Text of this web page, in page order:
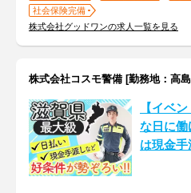
社会保険完備
株式会社グッドワンの求人一覧を見る
株式会社コスモ警備 [勤務地：高
【イベ
な日に
は現金